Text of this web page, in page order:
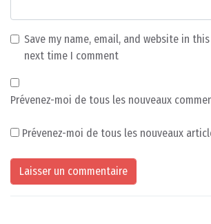
Save my name, email, and website in
next time I comment
Prévenez-moi de tous les nouveaux
Prévenez-moi de tous les nouveaux